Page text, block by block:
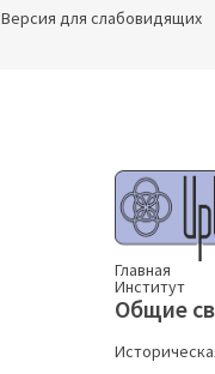
Версия для слабовидящих
Главная
Институт
Общие